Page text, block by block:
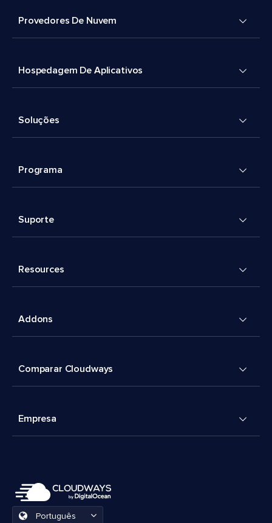
Provedores De Nuvem
Hospedagem De Aplicativos
Soluções
Programa
Suporte
Resources
Addons
Comparar Cloudways
Empresa
Português